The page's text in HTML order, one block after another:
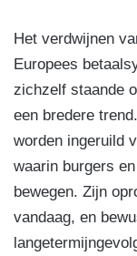
Het verdwijnen
Europees
zichzelf staande
een bredere
worden ingeruild
waarin burgers
bewegen. Zijn
vandaag, en